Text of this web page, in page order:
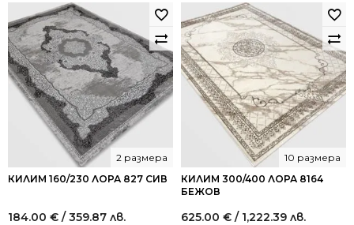
КИЛИМ 160/230 ЛОРА 827 СИВ
2 размера
184.00 € / 359.87 лв.
КИЛИМ 300/400 ЛОРА 8164
БЕЖОВ
10 размера
625.00 € / 1,222.39 лв.